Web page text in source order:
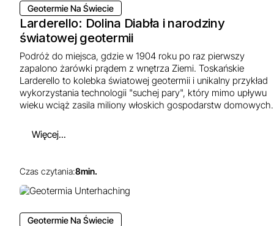
Geotermie Na Świecie
Larderello: Dolina Diabła i narodziny
światowej geotermii
Podróż do miejsca, gdzie w 1904 roku po raz pierwszy
zapalono żarówki prądem z wnętrza Ziemi. Toskańskie
Larderello to kolebka światowej geotermii i unikalny przykład
wykorzystania technologii "suchej pary", który mimo upływu
wieku wciąż zasila miliony włoskich gospodarstw domowych.
Więcej...
Czas czytania:8min.
Geotermie Na Świecie